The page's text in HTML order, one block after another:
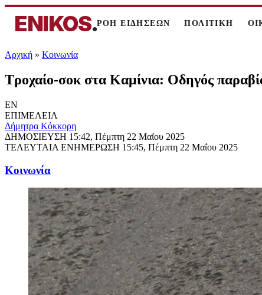
ENIKOS.ΡΟΗ ΕΙΔΗΣΕΩΝ ΠΟΛΙΤΙΚΗ
Αρχική » Κοινωνία
Τροχαίο-σοκ στα Καμίνια: Οδηγός
EN
ΕΠΙΜΕΛΕΙΑ
Δήμητρα Κόκκορη
ΔΗΜΟΣΙΕΥΣΗ 15:42, Πέμπτη 22 Μαΐου 2025
ΤΕΛΕΥΤΑΙΑ ΕΝΗΜΕΡΩΣΗ 15:45, Πέμπτη 22 Μαΐου 2025
Κοινωνία